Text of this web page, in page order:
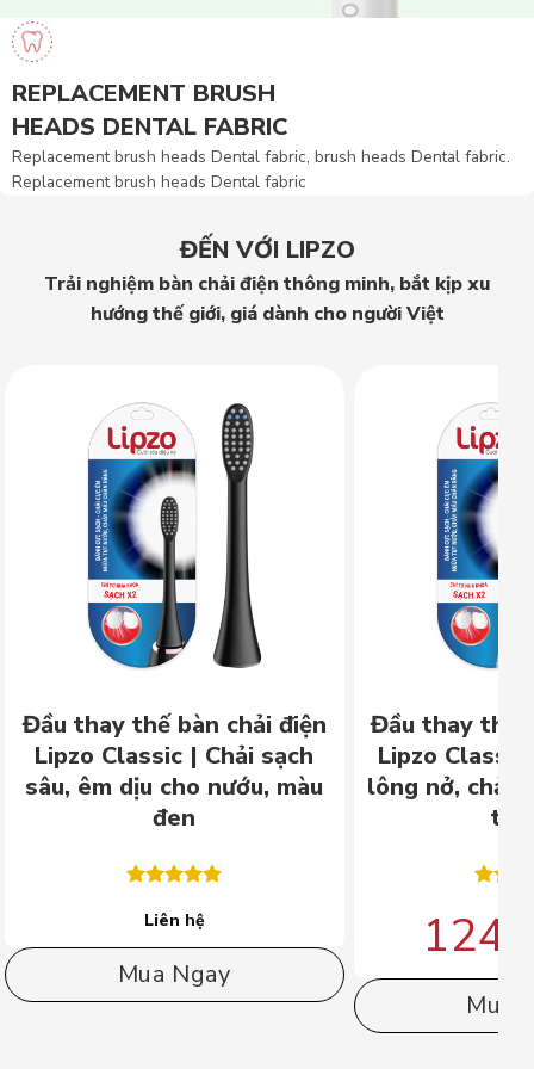
REPLACEMENT BRUSH
HEADS DENTAL FABRIC
Replacement brush heads Dental fabric, brush heads Dental fabric.
Replacement brush heads Dental fabric
ĐẾN VỚI LIPZO
Trải nghiệm bàn chải điện thông minh, bắt kịp xu
hướng thế giới, giá dành cho người Việt
Đầu thay thế bàn chải điện
Lipzo Classic | Chải sạch
sâu, êm dịu cho nướu, màu
đen
hạng5.00
Liên hệ
Mua Ngay
Đầu thay thế
Lipzo
lông nở, chải
hạng
5 sao
Mua